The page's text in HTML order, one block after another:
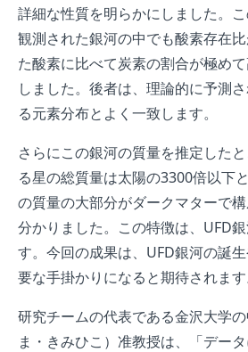
詳細な性質を明らかにしました。
観測された銀河の中でも酸素存在
た酸素に比べて炭素の割合が極め
しました。後者は、理論的に予測
る元素分布とよく一致します。
さらにこの銀河の質量を推定した
る星の総質量は太陽の3300倍以下
の質量の大部分がダークマターで
分かりました。この特徴は、UFD
す。今回の成果は、UFD銀河の誕
要な手掛かりになると期待されます
研究チームの代表である金沢大学
ま・きみひこ）准教授は、「デー